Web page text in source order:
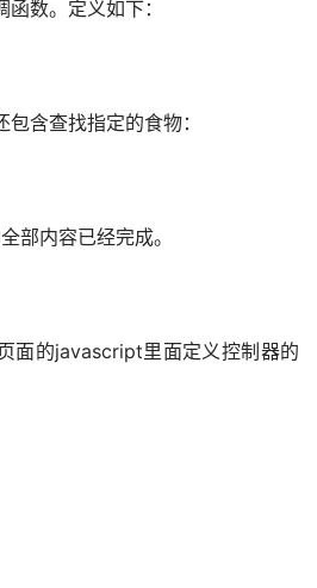
数。定义如下：
含查找指定的食物：
部内容已经完成。
面的javascript里面定义控制器的